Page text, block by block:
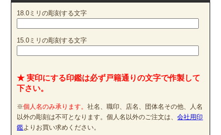
18.0ミリの彫刻する文字
15.0ミリの彫刻する文字
★ 実印にする印鑑は必ず戸籍通りの文字で作製して
下さい。
※個人名のみ承ります。社名、職印、店名、団体名その他、人名
以外の彫刻は不可となります。個人名以外のご注文は、会社用印
鑑よりお買い求めください。